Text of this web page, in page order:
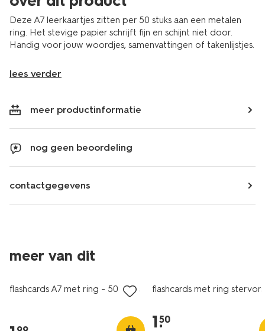
Deze A7 leerkaartjes zitten per 50 stuks aan een metalen
ring. Het stevige papier schrijft fijn en schijnt niet door.
Handig voor jouw woordjes, samenvattingen of takenlijstjes.
lees verder
meer productinformatie
nog geen beoordeling
contactgegevens
meer van dit
nieuw
flashcards A7 met ring - 50 stuks flashcards met ring
1.
50